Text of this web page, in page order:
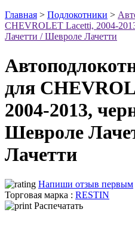
Главная > Подлокотники >
CHEVROLET Lacetti, 2004-
Лачетти / Шевроле Лачетти
для
2004-2013,
Шевроле
Лачетти
Напиши отзыв первым
Торговая марка : RESTIN
Распечатать